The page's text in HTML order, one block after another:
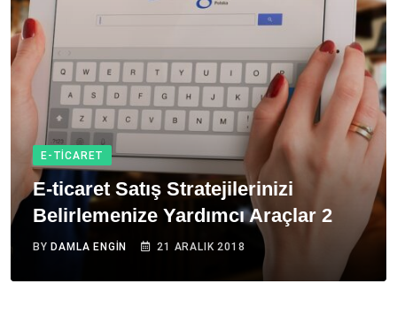
E-TICARET
E-ticaret Satış Stratejilerinizi
Belirlemenize Yardımcı Araçlar 2
BY DAMLA ENGIN 21 ARALIK 2018